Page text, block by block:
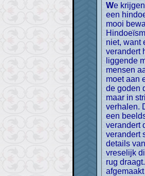
We krijgen ook een voorproefje van wat ons in Angkor te wachten staat. Achter een grote boeddhistische tempel staat een ruïne van
een
mooi
niet, want
verandert
liggende
mensen
moet aan
de goden
maar in
verhalen.
een
verandert
verandert
details
vreselijk
rug